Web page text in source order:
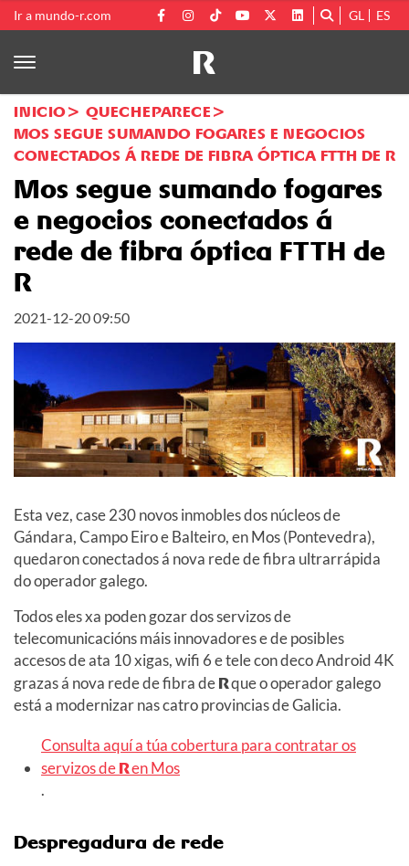
Ir a mundo-r.com GL ES
INICIO
QUECHEPARECE
MOS SEGUE SUMANDO FOGARES E NEGOCIOS
CONECTADOS Á REDE DE FIBRA ÓPTICA FTTH DE R
Mos segue sumando fogares
e negocios conectados á
rede de fibra óptica FTTH de
R
2021-12-20 09:50
Esta vez, case 230 novos inmobles dos núcleos de
Gándara, Campo Eiro e Balteiro, en Mos (Pontevedra),
quedaron conectados á nova rede de fibra ultrarrápida
do operador galego.
Todos eles xa poden gozar dos servizos de
telecomunicacións máis innovadores e de posibles
accesos de ata 10 xigas, wifi 6 e tele con deco Android 4K
grazas á nova rede de fibra deRque o operador galego
está a modernizar nas catro provincias de Galicia.
Consulta aquí a túa cobertura para contratar os
servizos deRen Mos
.
Despregadura de rede